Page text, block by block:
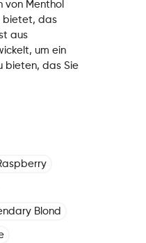
von Menthol
bietet, das
aus
um ein
bieten, das Sie
Blond